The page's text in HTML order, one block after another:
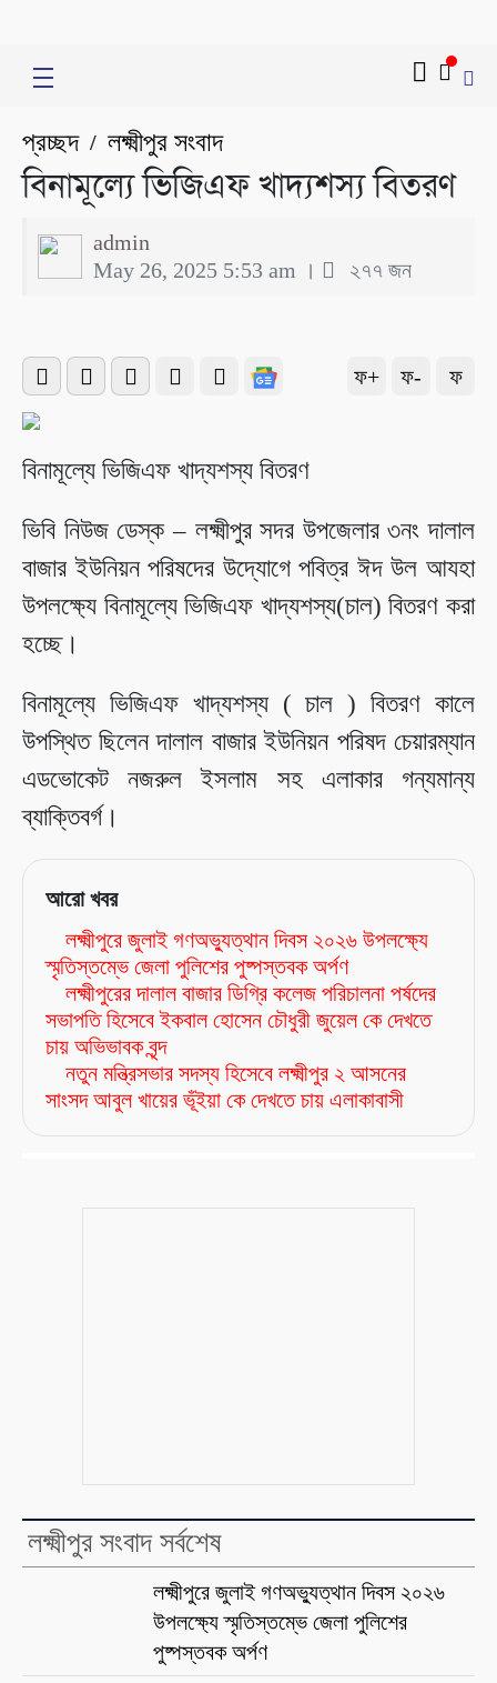
প্রচ্ছদ/ লক্ষ্মীপুর সংবাদ
বিনামূল্যে ভিজিএফ খাদ্যশস্য বিতরণ
admin
May 26, 2025 5:53 am ।
২৭৭ জন
ফ+ ফ- ফ
বিনামূল্যে ভিজিএফ খাদ্যশস্য বিতরণ
ভিবি নিউজ ডেস্ক – লক্ষ্মীপুর সদর উপজেলার ৩নং দালাল
বাজার ইউনিয়ন পরিষদের উদ্যোগে পবিত্র ঈদ উল আযহা
উপলক্ষ্যে বিনামূল্যে ভিজিএফ খাদ্যশস্য(চাল) বিতরণ করা
হচ্ছে।
বিনামূল্যে ভিজিএফ খাদ্যশস্য ( চাল ) বিতরণ কালে
উপস্থিত ছিলেন দালাল বাজার ইউনিয়ন পরিষদ চেয়ারম্যান
এডভোকেট নজরুল ইসলাম সহ এলাকার গন্যমান্য
ব্যাক্তিবর্গ।
আরো খবর
লক্ষ্মীপুরে জুলাই গণঅভ্যুত্থান দিবস ২০২৬ উপলক্ষ্যে
স্মৃতিস্তম্ভে জেলা পুলিশের পুষ্পস্তবক অর্পণ
লক্ষ্মীপুরের দালাল বাজার ডিগ্রি কলেজ পরিচালনা পর্ষদের
সভাপতি হিসেবে ইকবাল হোসেন চৌধুরী জুয়েল কে দেখতে
চায় অভিভাবক বৃন্দ
নতুন মন্ত্রিসভার সদস্য হিসেবে লক্ষ্মীপুর ২ আসনের
সাংসদ আবুল খায়ের ভূঁইয়া কে দেখতে চায় এলাকাবাসী
লক্ষ্মীপুর সংবাদ সর্বশেষ
লক্ষ্মীপুরে জুলাই গণঅভ্যুত্থান দিবস ২০২৬
উপলক্ষ্যে স্মৃতিস্তম্ভে জেলা পুলিশের
পুষ্পস্তবক অর্পণ